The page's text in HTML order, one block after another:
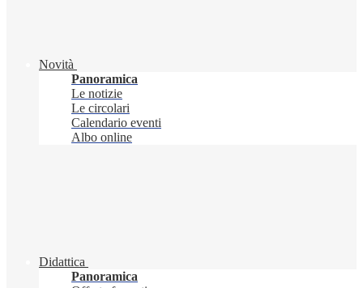
Novità
Panoramica
Le notizie
Le circolari
Calendario eventi
Albo online
Didattica
Panoramica